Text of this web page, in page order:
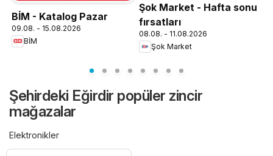
BİM - Katalog Pazar
09.08. - 15.08.2026
BİM
Şok Market - Hafta sonu
fırsatları
08.08. - 11.08.2026
Şok Market
Şehirdeki Eğirdir popüler zincir
mağazalar
Elektronikler